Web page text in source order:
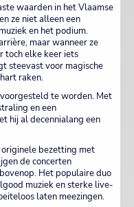
waarden in het Vlaamse
ze niet alleen een
en het podium.
maar wanneer ze
toch elke keer iets
steevast voor magische
raken.
te worden. Met
en een
hij al decennialang een
originele bezetting met
de concerten
Het populaire duo
muziek en sterke live-
laten meezingen.